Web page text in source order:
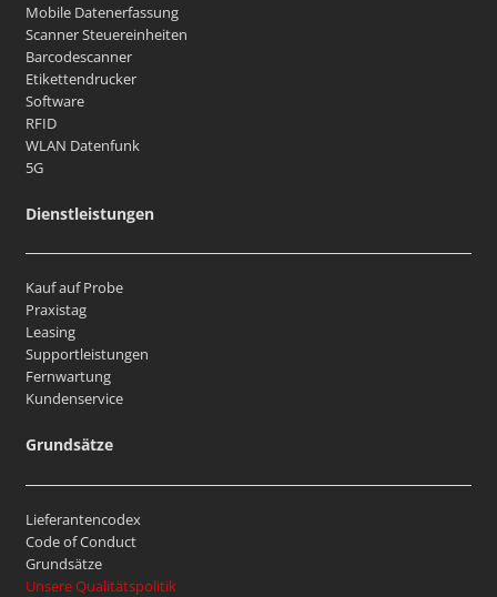
Mobile Datenerfassung
Scanner Steuereinheiten
Barcodescanner
Etikettendrucker
Software
RFID
WLAN Datenfunk
5G
Dienstleistungen
Kauf auf Probe
Praxistag
Leasing
Supportleistungen
Fernwartung
Kundenservice
Grundsätze
Lieferantencodex
Code of Conduct
Grundsätze
Unsere Qualitätspolitik